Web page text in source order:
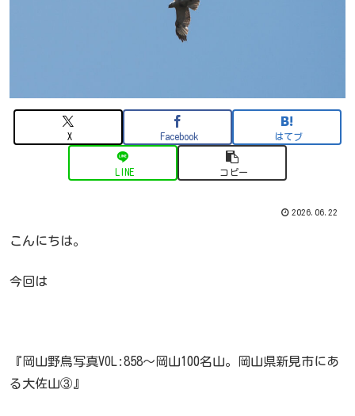
X Facebook はてブ
LINE コピー
2026.06.22
こんにちは。
今回は
『岡山野鳥写真VOL:858～岡山100名山。岡山県新見市にあ
る大佐山③』